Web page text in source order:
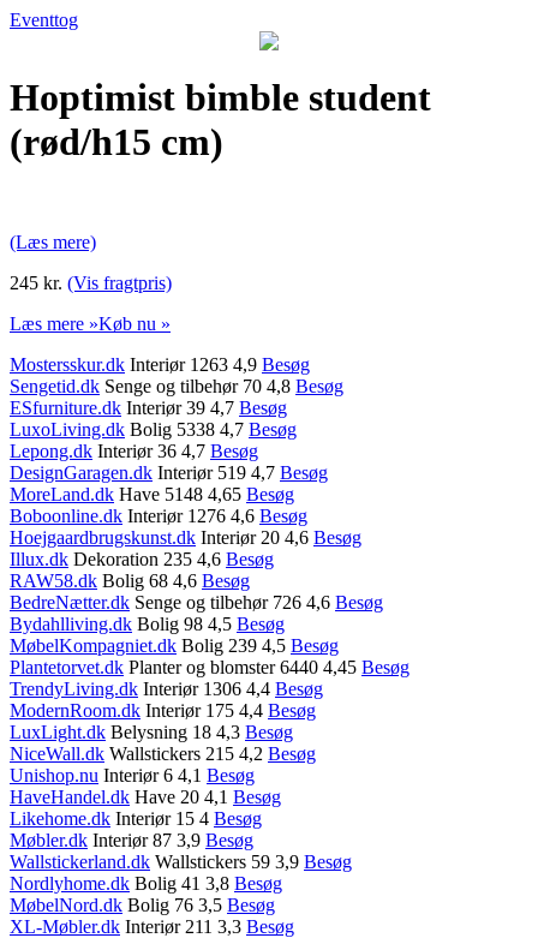
Eventtog
Hoptimist bimble student
(rød/h15 cm)
(Læs mere)
245 kr. (Vis fragtpris)
Læs mere »Køb nu »
Mostersskur.dk Interiør 1263 4,9 Besøg
Sengetid.dk Senge og tilbehør 70 4,8 Besøg
ESfurniture.dk Interiør 39 4,7 Besøg
LuxoLiving.dk Bolig 5338 4,7 Besøg
Lepong.dk Interiør 36 4,7 Besøg
DesignGaragen.dk Interiør 519 4,7 Besøg
MoreLand.dk Have 5148 4,65 Besøg
Boboonline.dk Interiør 1276 4,6 Besøg
Hoejgaardbrugskunst.dk Interiør 20 4,6 Besøg
Illux.dk Dekoration 235 4,6 Besøg
RAW58.dk Bolig 68 4,6 Besøg
BedreNætter.dk Senge og tilbehør 726 4,6 Besøg
Bydahlliving.dk Bolig 98 4,5 Besøg
MøbelKompagniet.dk Bolig 239 4,5 Besøg
Plantetorvet.dk Planter og blomster 6440 4,45 Besøg
TrendyLiving.dk Interiør 1306 4,4 Besøg
ModernRoom.dk Interiør 175 4,4 Besøg
LuxLight.dk Belysning 18 4,3 Besøg
NiceWall.dk Wallstickers 215 4,2 Besøg
Unishop.nu Interiør 6 4,1 Besøg
HaveHandel.dk Have 20 4,1 Besøg
Likehome.dk Interiør 15 4 Besøg
Møbler.dk Interiør 87 3,9 Besøg
Wallstickerland.dk Wallstickers 59 3,9 Besøg
Nordlyhome.dk Bolig 41 3,8 Besøg
MøbelNord.dk Bolig 76 3,5 Besøg
XL-Møbler.dk Interiør 211 3,3 Besøg